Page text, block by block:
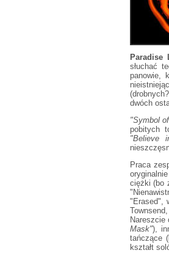
Paradise
słuchać
panowie,
dwóch
"Symbol
pobitych
"Believe
Praca
ciężki (bo
"Erased",
Nareszcie
Mask"),
tańczące
kształt